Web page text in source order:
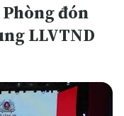
đón
LLVTND